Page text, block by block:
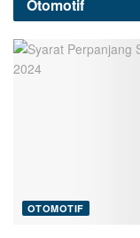
Otomotif
OTOMOTIF